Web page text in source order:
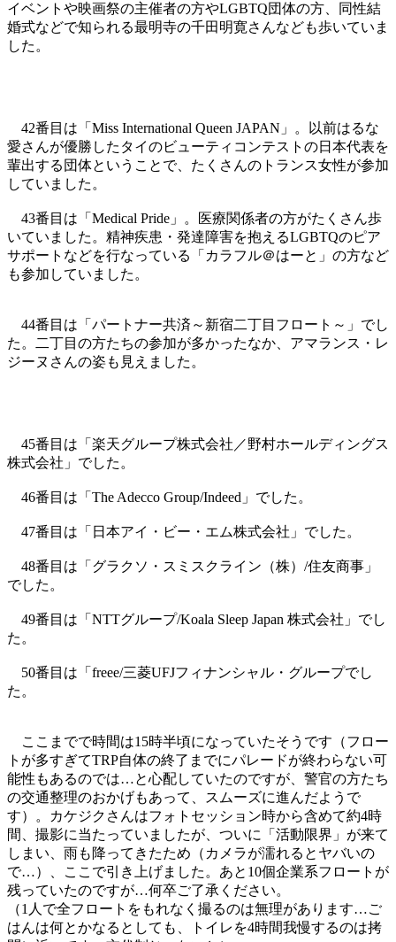
イベントや映画祭の主催者の方やLGBTQ団体の方、同性結
婚式などで知られる最明寺の千田明寛さんなども歩いていま
した。
42番目は「Miss International Queen JAPAN」。以前はるな
愛さんが優勝したタイのビューティコンテストの日本代表を
輩出する団体ということで、たくさんのトランス女性が参加
していました。
43番目は「Medical Pride」。医療関係者の方がたくさん歩
いていました。精神疾患・発達障害を抱えるLGBTQのピア
サポートなどを行なっている「カラフル＠はーと」の方など
も参加していました。
44番目は「パートナー共済～新宿二丁目フロート～」でし
た。二丁目の方たちの参加が多かったなか、アマランス・レ
ジーヌさんの姿も見えました。
45番目は「楽天グループ株式会社／野村ホールディングス
株式会社」でした。
46番目は「The Adecco Group/Indeed」でした。
47番目は「日本アイ・ビー・エム株式会社」でした。
48番目は「グラクソ・スミスクライン（株）/住友商事」
でした。
49番目は「NTTグループ/Koala Sleep Japan 株式会社」でし
た。
50番目は「freee/三菱UFJフィナンシャル・グループでし
た。
ここまでで時間は15時半頃になっていたそうです（フロー
トが多すぎてTRP自体の終了までにパレードが終わらない可
能性もあるのでは…と心配していたのですが、警官の方たち
の交通整理のおかげもあって、スムーズに進んだようで
す）。カケジクさんはフォトセッション時から含めて約4時
間、撮影に当たっていましたが、ついに「活動限界」が来て
しまい、雨も降ってきたため（カメラが濡れるとヤバいの
で…）、ここで引き上げました。あと10個企業系フロートが
残っていたのですが…何卒ご了承ください。
（1人で全フロートをもれなく撮るのは無理があります…ご
はんは何とかなるとしても、トイレを4時間我慢するのは拷